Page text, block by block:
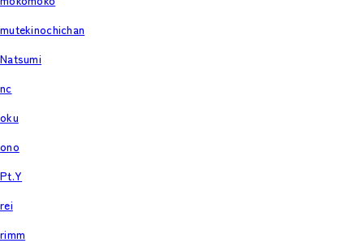
mutekinochichan
Natsumi
nc
oku
ono
Pt.Y
rei
rimm